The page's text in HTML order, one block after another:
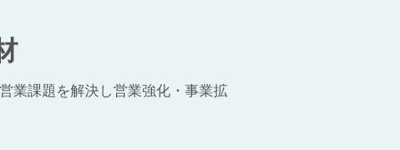
業課題を解決し営業強化・事業拡